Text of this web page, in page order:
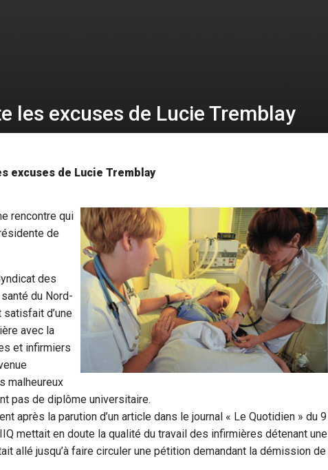
les excuses de Lucie Tremblay
excuses de Lucie Tremblay
rencontre qui
de
des
du Nord-
satisfait d’une
avec la
et infirmiers
malheureux
pas de diplôme universitaire.
après la parution d’un article dans le journal « Le Quotidien » du 9
mettait en doute la qualité du travail des infirmières détenant une
allé jusqu’à faire circuler une pétition demandant la démission de